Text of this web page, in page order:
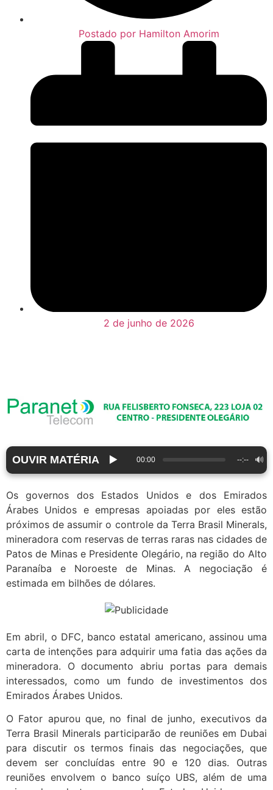
Postado por Hamilton Amorim
2 de junho de 2026
OUVIR MATÉRIA ▶️ 00:00 --:-- 🔊
Os governos dos Estados Unidos e dos Emirados
Árabes Unidos e empresas apoiadas por eles estão
próximos de assumir o controle da Terra Brasil Minerals,
mineradora com reservas de terras raras nas cidades de
Patos de Minas e Presidente Olegário, na região do Alto
Paranaíba e Noroeste de Minas. A negociação é
estimada em bilhões de dólares.
Em abril, o DFC, banco estatal americano, assinou uma
carta de intenções para adquirir uma fatia das ações da
mineradora. O documento abriu portas para demais
interessados, como um fundo de investimentos dos
Emirados Árabes Unidos.
O Fator apurou que, no final de junho, executivos da
Terra Brasil Minerals participarão de reuniões em Dubai
para discutir os termos finais das negociações, que
devem ser concluídas entre 90 e 120 dias. Outras
reuniões envolvem o banco suíço UBS, além de uma